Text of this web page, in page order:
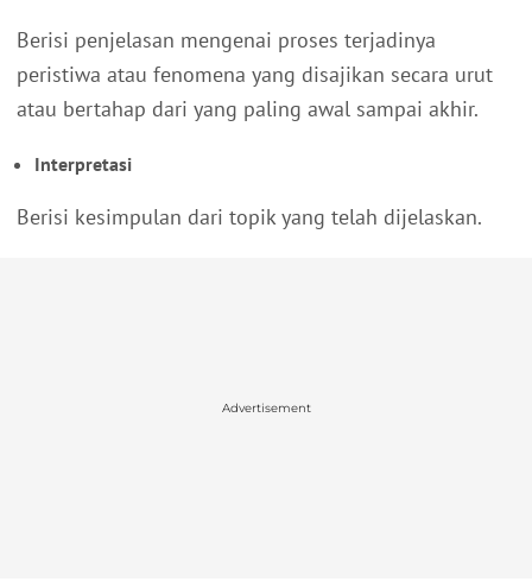
Berisi penjelasan mengenai proses terjadinya
peristiwa atau fenomena yang disajikan secara urut
atau bertahap dari yang paling awal sampai akhir.
Interpretasi
Berisi kesimpulan dari topik yang telah dijelaskan.
Advertisement